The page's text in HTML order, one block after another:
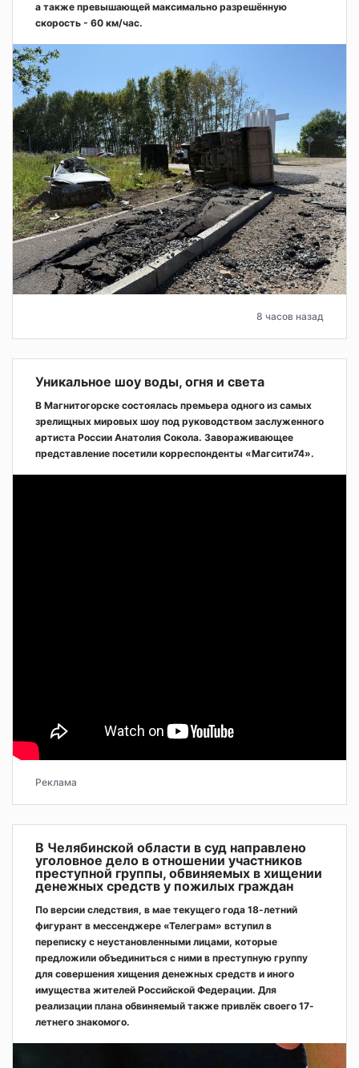
а также превышающей максимально разрешённую
скорость - 60 км/час.
8 часов назад
Уникальное шоу воды, огня и света
В Магнитогорске состоялась премьера одного из самых
зрелищных мировых шоу под руководством заслуженного
артиста России Анатолия Сокола. Завораживающее
представление посетили корреспонденты «Магсити74».
Реклама
В Челябинской области в суд направлено
уголовное дело в отношении участников
преступной группы, обвиняемых в хищении
денежных средств у пожилых граждан
По версии следствия, в мае текущего года 18-летний
фигурант в мессенджере «Телеграм» вступил в
переписку с неустановленными лицами, которые
предложили объединиться с ними в преступную группу
для совершения хищения денежных средств и иного
имущества жителей Российской Федерации. Для
реализации плана обвиняемый также привлёк своего 17-
летнего знакомого.